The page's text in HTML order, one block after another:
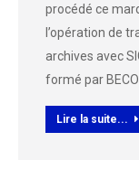
procédé ce
l’opération de
archives avec
formé par
Lire la suite...